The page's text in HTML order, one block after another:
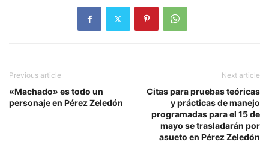
Previous article
«Machado» es todo un
personaje en Pérez Zeledón
Next article
Citas para pruebas teóricas
y prácticas de manejo
programadas para el 15 de
mayo se trasladarán por
asueto en Pérez Zeledón